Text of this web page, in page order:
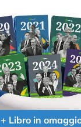
+ Libro in